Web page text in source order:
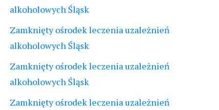
alkoholowych Śląsk
Zamknięty ośrodek leczenia uzależnień
alkoholowych Śląsk
Zamknięty ośrodek leczenia uzależnień
alkoholowych Śląsk
Zamknięty ośrodek leczenia uzależnień